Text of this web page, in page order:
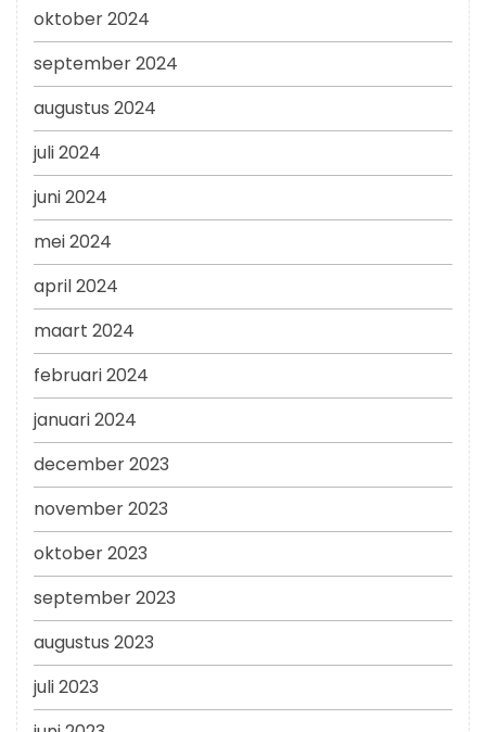
oktober 2024
september 2024
augustus 2024
juli 2024
juni 2024
mei 2024
april 2024
maart 2024
februari 2024
januari 2024
december 2023
november 2023
oktober 2023
september 2023
augustus 2023
juli 2023